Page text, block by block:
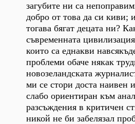
загубите ни са
добро от това да си киви;
тогава бягат децата ни?
съвременната
които са еднакви
проблеми обаче някак
новозеландската
ми се стори доста наивен
слабо ориентиран към
разсъждения в критичен
никой не би забелязал